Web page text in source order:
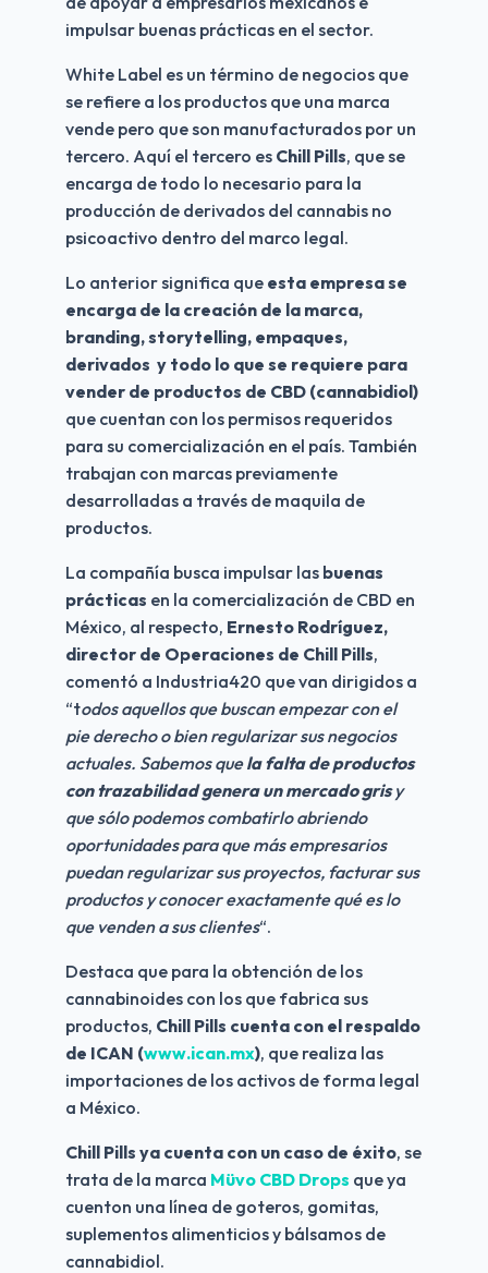
impulsar buenas prácticas en el sector.
White Label es un término de negocios que
se refiere a los productos que una marca
vende pero que son manufacturados por un
tercero. Aquí el tercero es Chill Pills, que se
encarga de todo lo necesario para la
producción de derivados del cannabis no
psicoactivo dentro del marco legal.
Lo anterior significa que esta empresa se
encarga de la creación de la marca,
branding, storytelling, empaques,
derivados  y todo lo que se requiere para
que cuentan con los permisos requeridos
para su comercialización en el país. También
trabajan con marcas previamente
desarrolladas a través de maquila de
productos.
La compañía busca impulsar las buenas
prácticas en la comercialización de CBD en
México, al respecto, Ernesto Rodríguez,
director de Operaciones de Chill Pills,
comentó a Industria420 que van dirigidos a
“todos aquellos que buscan empezar con el
pie derecho o bien regularizar sus negocios
actuales. Sabemos que la falta de productos
con trazabilidad genera un mercado gris y
que sólo podemos combatirlo abriendo
oportunidades para que más empresarios
puedan regularizar sus proyectos, facturar sus
productos y conocer exactamente qué es lo
que venden a sus clientes“.
Destaca que para la obtención de los
cannabinoides con los que fabrica sus
productos, Chill Pills cuenta con el respaldo
de ICAN (www.ican.mx), que realiza las
importaciones de los activos de forma legal
a México.
Chill Pills ya cuenta con un caso de éxito, se
trata de la marca Müvo CBD Drops que ya
cuenton una línea de goteros, gomitas,
suplementos alimenticios y bálsamos de
cannabidiol.